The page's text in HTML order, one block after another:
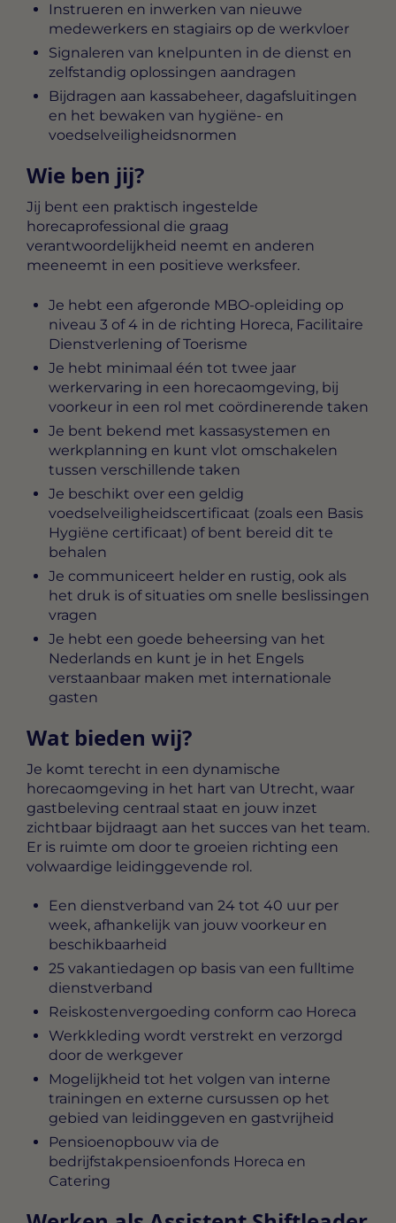
Instrueren en inwerken van nieuwe
medewerkers en stagiairs op de werkvloer
Signaleren van knelpunten in de dienst en
zelfstandig oplossingen aandragen
Bijdragen aan kassabeheer, dagafsluitingen
en het bewaken van hygiëne- en
voedselveiligheidsnormen
Wie ben jij?
Jij bent een praktisch ingestelde
horecaprofessional die graag
verantwoordelijkheid neemt en anderen
meeneemt in een positieve werksfeer.
Je hebt een afgeronde MBO-opleiding op
niveau 3 of 4 in de richting Horeca, Facilitaire
Dienstverlening of Toerisme
Je hebt minimaal één tot twee jaar
werkervaring in een horecaomgeving, bij
voorkeur in een rol met coördinerende taken
Je bent bekend met kassasystemen en
werkplanning en kunt vlot omschakelen
tussen verschillende taken
Je beschikt over een geldig
voedselveiligheidscertificaat (zoals een Basis
Hygiëne certificaat) of bent bereid dit te
behalen
Je communiceert helder en rustig, ook als
het druk is of situaties om snelle beslissingen
vragen
Je hebt een goede beheersing van het
Nederlands en kunt je in het Engels
verstaanbaar maken met internationale
gasten
Wat bieden wij?
Je komt terecht in een dynamische
horecaomgeving in het hart van Utrecht, waar
gastbeleving centraal staat en jouw inzet
zichtbaar bijdraagt aan het succes van het team.
Er is ruimte om door te groeien richting een
volwaardige leidinggevende rol.
Een dienstverband van 24 tot 40 uur per
week, afhankelijk van jouw voorkeur en
beschikbaarheid
25 vakantiedagen op basis van een fulltime
dienstverband
Reiskostenvergoeding conform cao Horeca
Werkkleding wordt verstrekt en verzorgd
door de werkgever
Mogelijkheid tot het volgen van interne
trainingen en externe cursussen op het
gebied van leidinggeven en gastvrijheid
Pensioenopbouw via de
bedrijfstakpensioenfonds Horeca en
Catering